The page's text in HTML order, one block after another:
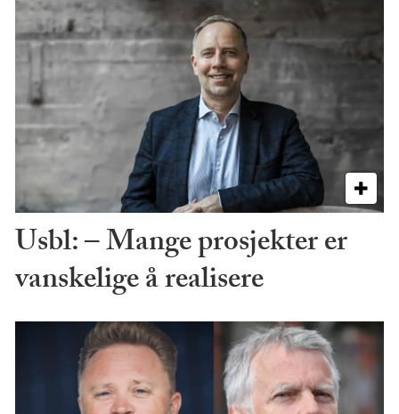
Usbl: – Mange prosjekter er
vanskelige å realisere